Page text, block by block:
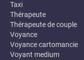
Taxi
Thérapeute
Thérapeute de couple
Voyance
Voyance cartomancie
Voyant medium